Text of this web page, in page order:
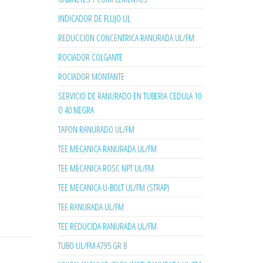
INDICADOR DE FLUJO UL
REDUCCION CONCENTRICA RANURADA UL/FM
ROCIADOR COLGANTE
ROCIADOR MONTANTE
SERVICIO DE RANURADO EN TUBERIA CEDULA 10
O 40 NEGRA
TAPON RANURADO UL/FM
TEE MECANICA RANURADA UL/FM
TEE MECANICA ROSC NPT UL/FM
TEE MECANICA U-BOLT UL/FM (STRAP)
TEE RANURADA UL/FM
TEE REDUCIDA RANURADA UL/FM
TUBO UL/FM A795 GR B